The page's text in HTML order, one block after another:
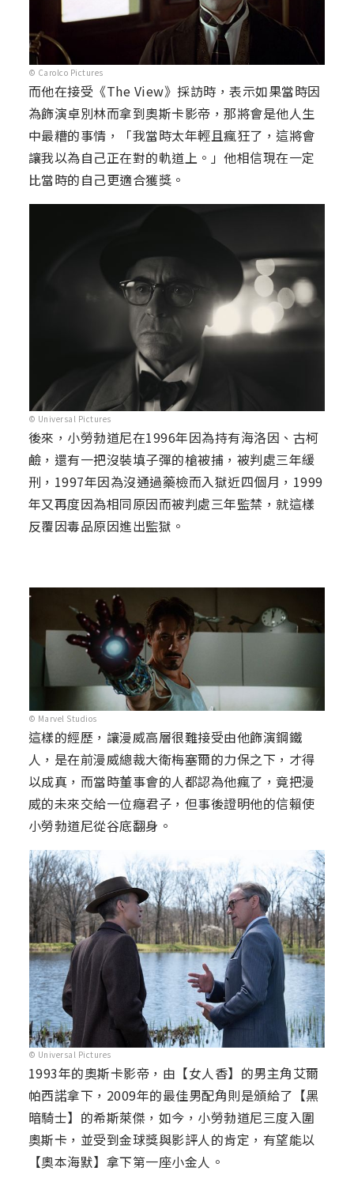
© Carolco Pictures
而他在接受《The View》採訪時，表示如果當時因
為飾演卓別林而拿到奧斯卡影帝，那將會是他人生
中最糟的事情，「我當時太年輕且瘋狂了，這將會
讓我以為自己正在對的軌道上。」他相信現在一定
比當時的自己更適合獲獎。
© Universal Pictures
後來，小勞勃道尼在1996年因為持有海洛因、古柯
鹼，還有一把沒裝填子彈的槍被捕，被判處三年緩
刑，1997年因為沒通過藥檢而入獄近四個月，1999
年又再度因為相同原因而被判處三年監禁，就這樣
反覆因毒品原因進出監獄。
© Marvel Studios
這樣的經歷，讓漫威高層很難接受由他飾演鋼鐵
人，是在前漫威總裁大衛梅塞爾的力保之下，才得
以成真，而當時董事會的人都認為他瘋了，竟把漫
威的未來交給一位癮君子，但事後證明他的信賴使
小勞勃道尼從谷底翻身。
© Universal Pictures
1993年的奧斯卡影帝，由【女人香】的男主角艾爾
帕西諾拿下，2009年的最佳男配角則是頒給了【黑
暗騎士】的希斯萊傑，如今，小勞勃道尼三度入圍
奧斯卡，並受到金球獎與影評人的肯定，有望能以
【奧本海默】拿下第一座小金人。